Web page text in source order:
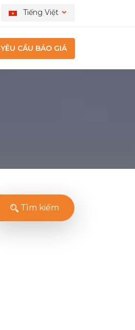
Tiếng Việt
YÊU CẦU BÁO GIÁ
Tìm kiếm